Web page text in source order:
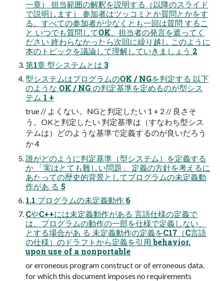
一章） 担当範囲の解釈を説明する（以降のスライド
で説明します） 参加者はツッコミとか質問とかをす
る。すべての参加者が少なくとも一回は質問 するこ
と いつでも質問してOK。担当者の発言を遮ってく
ださい 終わらなかったら次回に繰り越し このように
本のトピックを議論して理解していきましょう 2
第1章 型システムとは 3
型システムはプログラムのOK / NGを判定する 以下
のような OK / NG の判定基準を定めるのが型シス
テム 1 +
true // よくない。NGと判定したい 1 + 2 // 良さそ
う。OKと判定したい 判定基準は（すなわち型シス
テムは）どのような基準で定義するのが良いだろう
か 4
誰がどのように判定基準（型システム）を定義する
か 「実はとても難しい問題」 定義の方針を考えるに
あたっての歴史的背景としてプログラムの未定義動
作があ る 5
1.1 プログラムの未定義動作 6
CやC++には未定義動作がある 言語仕様の定義で
は、プログラムの動作の一部を仕様で定義しない、
とする場合があ る 未定義動作の定義をC17（C言語
の仕様）のドラフトから定義を引用 behavior,
upon use of a nonportable
or erroneous program construct or of erroneous data,
for which this document imposes no requirements